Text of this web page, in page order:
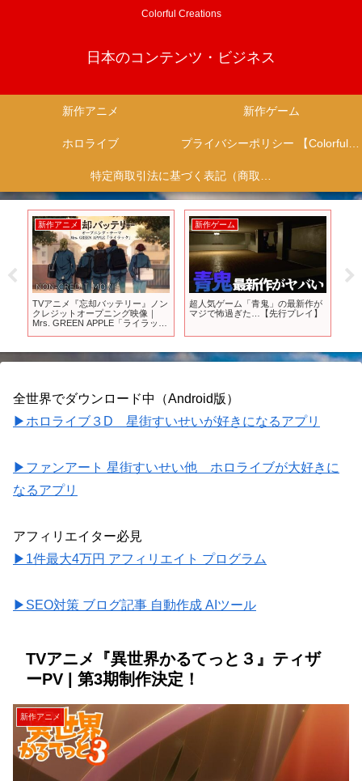
Colorful Creations
日本のコンテンツ・ビジネス
新作アニメ 新作ゲーム
ホロライブ プライバシーポリシー 【Colorful Creation】
特定商取引法に基づく表記（商取引に関する開示）
新作アニメ
TVアニメ『忘却バッテリー』ノン
クレジットオープニング映像｜
Mrs. GREEN APPLE「ライラッ
新作ゲーム
超人気ゲーム「青鬼」の最新作が
マジで怖過ぎた…【先行プレイ】
全世界でダウンロード中（Android版）
▶ホロライブ３D 星街すいせいが好きになるアプリ
▶ファンアート 星街すいせい他 ホロライブが大好きに
なるアプリ
アフィリエイター必見
▶1件最大4万円 アフィリエイト プログラム
▶SEO対策 ブログ記事 自動作成 AIツール
TVアニメ『異世界かるてっと３』ティザ
ーPV | 第3期制作決定！
新作アニメ